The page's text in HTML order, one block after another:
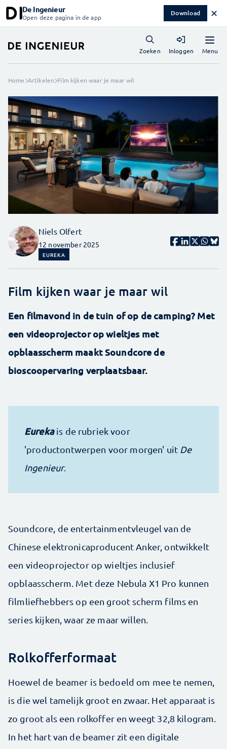
De Ingenieur
Open deze pagina in de app Download ✕
Menu
Zoeken Inloggen
Home Artikelen Film kijken waar je maar wil
Niels Olfert
12 november 2025
EUREKA
Film kijken waar je maar wil
Een filmavond in de tuin of op de camping? Met
een videoprojector op wieltjes met
opblaasscherm maakt Soundcore de
bioscoopervaring verplaatsbaar.
Eurekais de rubriek voor
'productontwerpen voor morgen' uit De
Ingenieur.
Soundcore, de entertainmentvleugel van de
Chinese elektronicaproducent Anker, ontwikkelt
een videoprojector op wieltjes inclusief
opblaasscherm. Met deze Nebula X1 Pro kunnen
filmliefhebbers op een groot scherm films en
series kijken, waar ze maar willen.
Rolkofferformaat
Hoewel de beamer is bedoeld om mee te nemen,
is die wel tamelijk groot en zwaar. Het apparaat is
zo groot als een rolkoffer en weegt 32,8 kilogram.
In het hart van de beamer zit een digitale